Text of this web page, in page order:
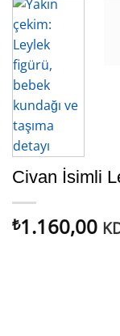
Civan İsimli
₺1.160,00